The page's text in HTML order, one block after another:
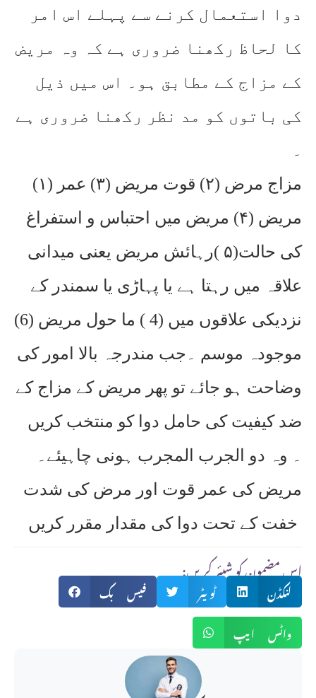
دوا استعمال کرنے سے پہلے اس امر
کا لحاظ رکھنا ضروری ہے کہ وہ مریض
کے مزاج کے مطابق ہو۔ اس میں ذیل
کی باتوں کو مد نظر رکھنا ضروری ہے
۔
(۱) مزاج مرض (۲) قوت مریض (۳) عمر
مریض (۴) مریض میں احتباس و استفراغ
کی حالت(۵ )رہائش مریض یعنی میدانی
علاقہ میں رہتا ہے یا پہاڑی یا سمندر کے
نزدیکی علاقوں میں (4 ) ما حول مریض (6)
موجودہ موسم ۔جب مندرجہ بالا امور کی
وضاحت ہو جائے تو پھر مریض کے مزاج کے
ضد کیفیت کی حامل دوا کو منتخب کریں
۔ وہ دو الجرب المجرب ہونی چاہیئے۔
مریض کی عمر قوت اور مرض کی شدت
:اس مضمون کو شیئر کریں
فیس بک ٹویٹر
لنکڈن
واٹس ایپ